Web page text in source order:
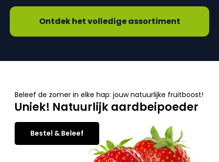
Ontdek het volledige assortiment
Beleef de zomer in elke hap: jouw natuurlijke fruitboost!
Uniek! Natuurlijk aardbeipoeder
Bestel & Beleef